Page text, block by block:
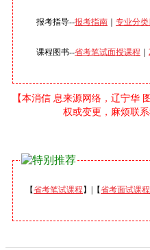
报考指导--报考指南 ｜ 专业分
课程图书--省考笔试面授课程
【本消信 息来源网络，辽宁华
权或变更，麻烦联
【省考笔试课程】|【省考面试课程